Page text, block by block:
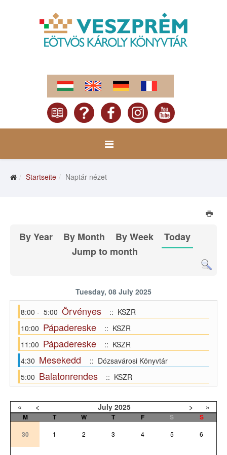
Startseite Naptár nézet
By Year By Month By Week
Today
Jump to month
Tuesday, 08 July 2025
8:00 - 5:00 Örvényes
:: KSZR
10:00 Pápadereske
:: KSZR
11:00 Pápadereske
:: KSZR
4:30 Mesekedd
:: Dózsavárosi Könyvtár
5:00 Balatonrendes :: KSZR
« < July 2025 > »
M T W T F S
S
30
1 2 3 4 5 6